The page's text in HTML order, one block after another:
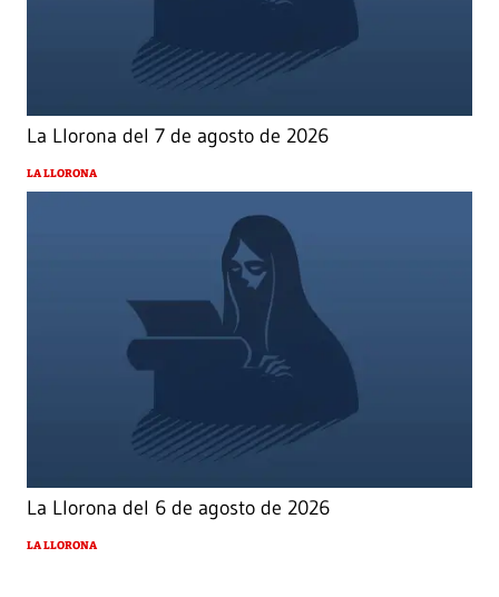
La Llorona del 7 de agosto de 2026
LA LLORONA
La Llorona del 6 de agosto de 2026
LA LLORONA